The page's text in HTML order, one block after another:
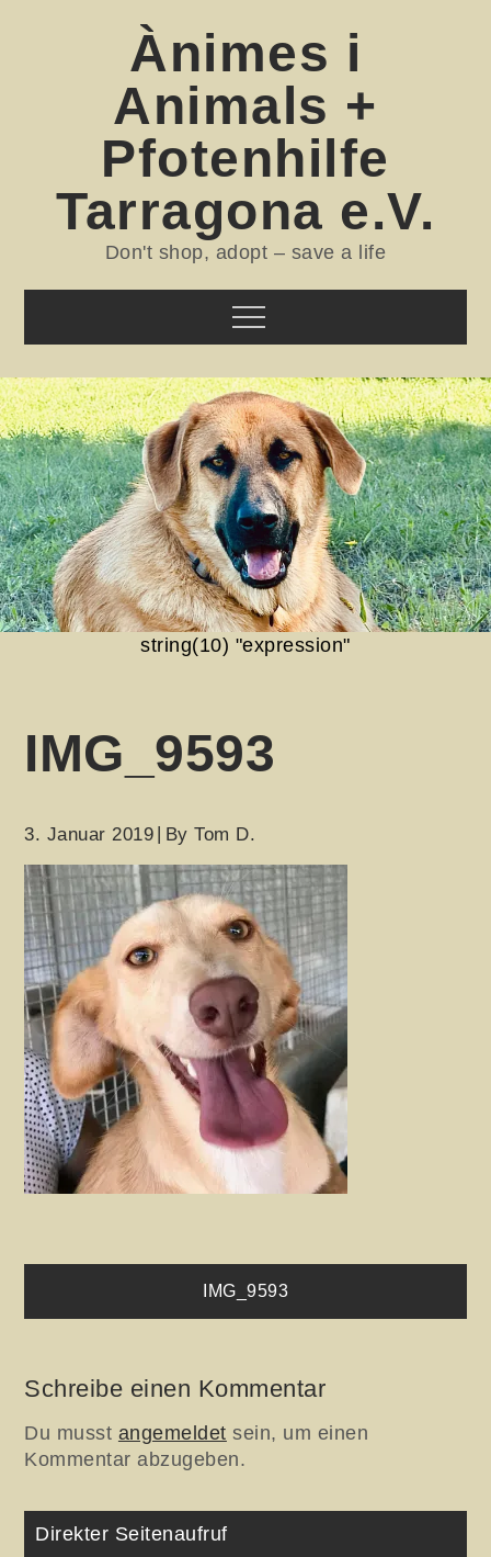
Ànimes i
Animals +
Pfotenhilfe
Tarragona e.V.
Don't shop, adopt – save a life
Menu
string(10) "expression"
IMG_9593
3. Januar 2019 ByTom D.
Beitragsnavigation
IMG_9593
Schreibe einen Kommentar
Du musst angemeldet sein, um einen
Kommentar abzugeben.
Direkter Seitenaufruf